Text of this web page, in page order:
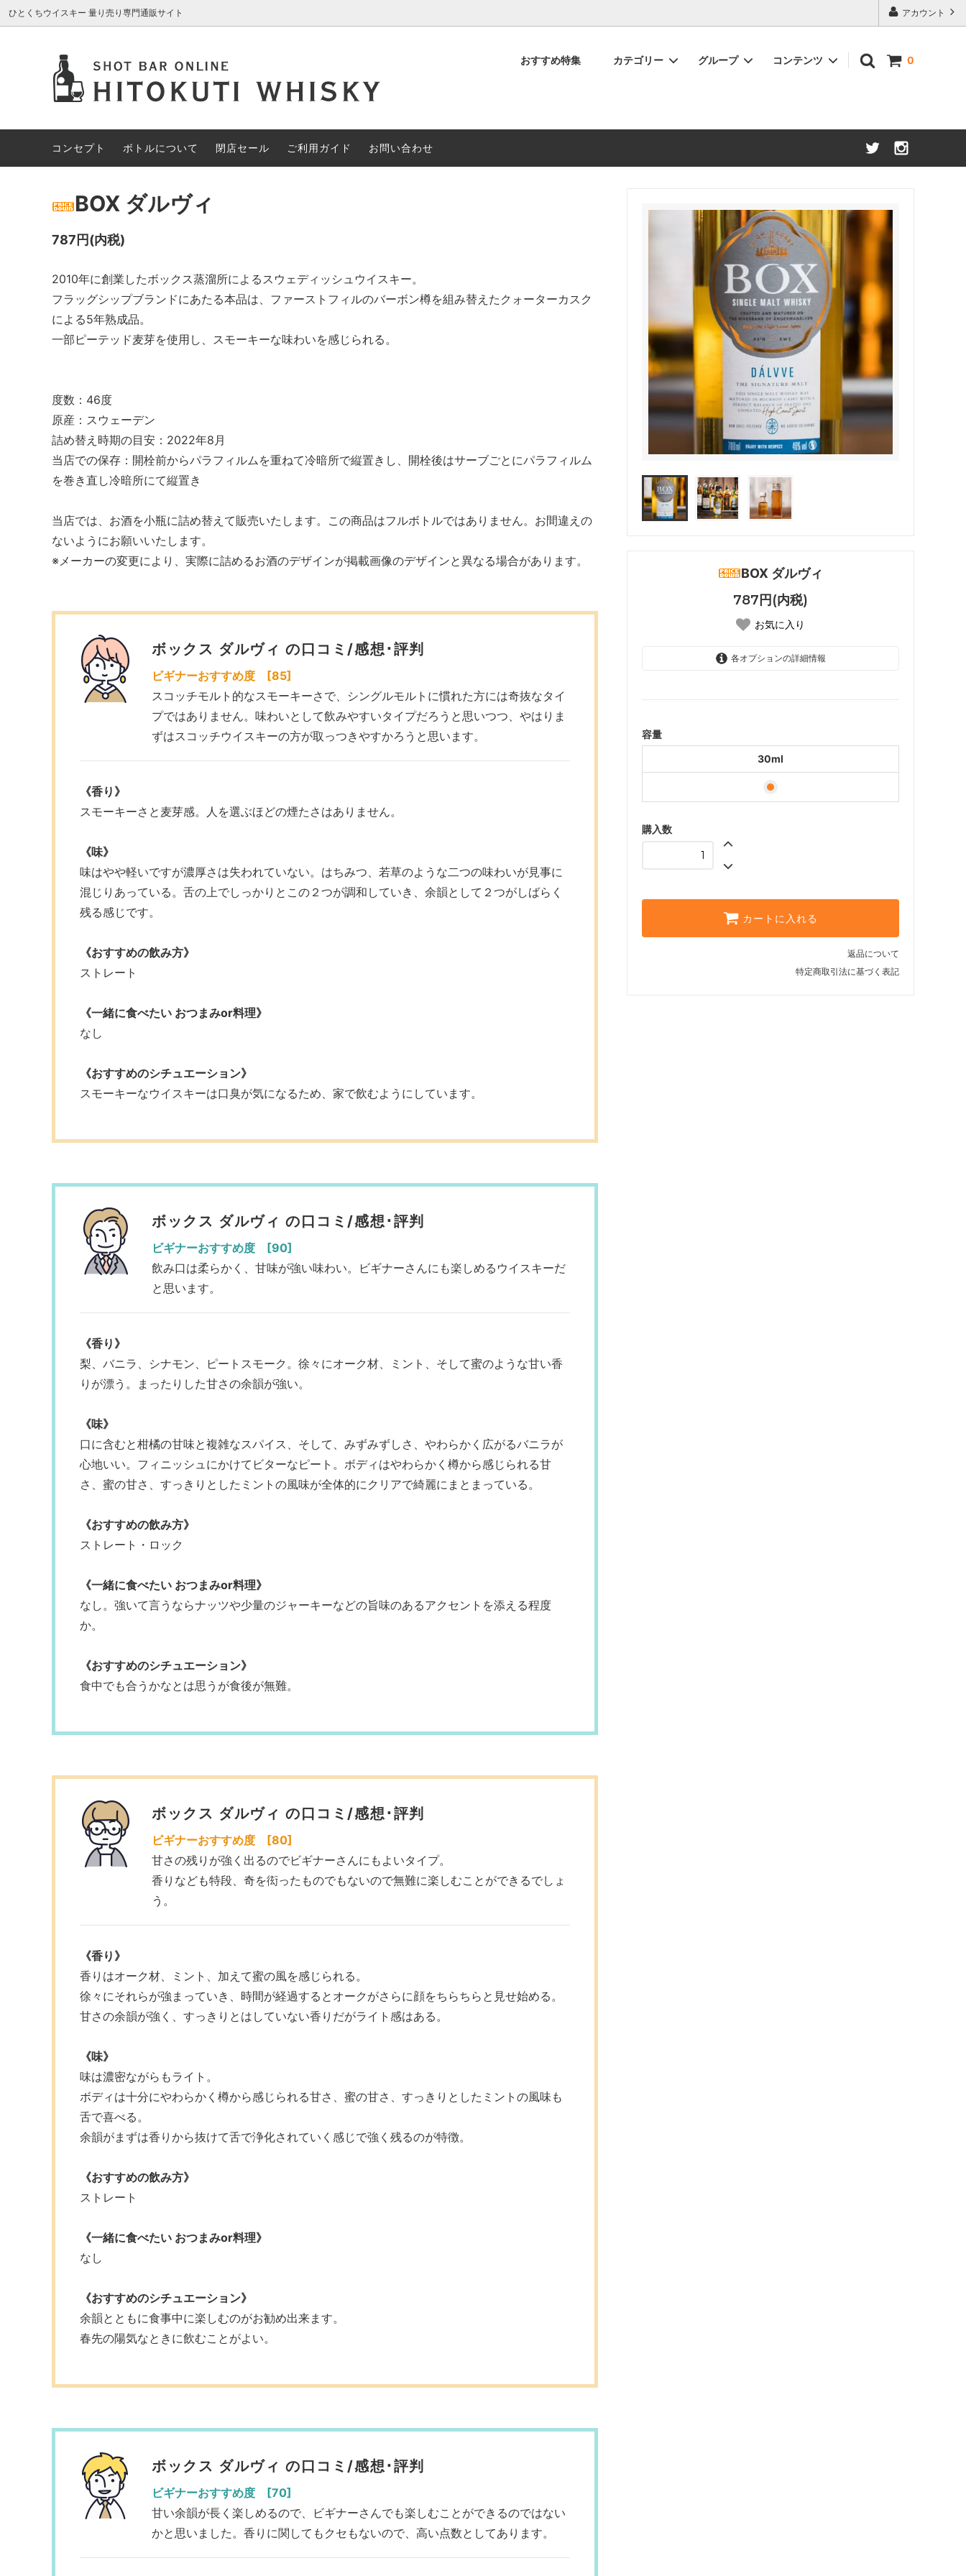
アカウント
ひとくちウイスキー 量り売り専門通販サイト
0
おすすめ特集 カテゴリー
その他の酒類 スペシャルセットメニュー #なぞときモルト 【期間限定】
グループ コンテンツ
コンセプト ボトルについて 閉店セール ご利用ガイド お問い合わせ
BOX ダルヴィ
787円(内税)
お気に入り
各オプションの詳細情報
容量
30ml
購入数
カートに入れる
返品について
特定商取引法に基づく表記
BOX ダルヴィ
787円(内税)
2010年に創業したボックス蒸溜所によるスウェディッシュウイスキー。
フラッグシップブランドにあたる本品は、ファーストフィルのバーボン樽を組み替えたクォーターカスク
による5年熟成品。
一部ピーテッド麦芽を使用し、スモーキーな味わいを感じられる。
度数：46度
原産：スウェーデン
詰め替え時期の目安：2022年8月
当店での保存：開栓前からパラフィルムを重ねて冷暗所で縦置きし、開栓後はサーブごとにパラフィルム
を巻き直し冷暗所にて縦置き
当店では、お酒を小瓶に詰め替えて販売いたします。この商品はフルボトルではありません。お間違えの
ないようにお願いいたします。
※メーカーの変更により、実際に詰めるお酒のデザインが掲載画像のデザインと異なる場合があります。
ボックス ダルヴィ の口コミ/感想･評判
ビギナーおすすめ度 [85]
スコッチモルト的なスモーキーさで、シングルモルトに慣れた方には奇抜なタイ
プではありません。味わいとして飲みやすいタイプだろうと思いつつ、やはりま
ずはスコッチウイスキーの方が取っつきやすかろうと思います。
《香り》
スモーキーさと麦芽感。人を選ぶほどの煙たさはありません。
《味》
味はやや軽いですが濃厚さは失われていない。はちみつ、若草のような二つの味わいが見事に
混じりあっている。舌の上でしっかりとこの２つが調和していき、余韻として２つがしばらく
残る感じです。
《おすすめの飲み方》
ストレート
《一緒に食べたい おつまみor料理》
なし
《おすすめのシチュエーション》
スモーキーなウイスキーは口臭が気になるため、家で飲むようにしています。
ボックス ダルヴィ の口コミ/感想･評判
ビギナーおすすめ度 [90]
飲み口は柔らかく、甘味が強い味わい。ビギナーさんにも楽しめるウイスキーだ
と思います。
《香り》
梨、バニラ、シナモン、ピートスモーク。徐々にオーク材、ミント、そして蜜のような甘い香
りが漂う。まったりした甘さの余韻が強い。
《味》
口に含むと柑橘の甘味と複雑なスパイス、そして、みずみずしさ、やわらかく広がるバニラが
心地いい。フィニッシュにかけてビターなピート。ボディはやわらかく樽から感じられる甘
さ、蜜の甘さ、すっきりとしたミントの風味が全体的にクリアで綺麗にまとまっている。
《おすすめの飲み方》
ストレート・ロック
《一緒に食べたい おつまみor料理》
なし。強いて言うならナッツや少量のジャーキーなどの旨味のあるアクセントを添える程度
か。
《おすすめのシチュエーション》
食中でも合うかなとは思うが食後が無難。
ボックス ダルヴィ の口コミ/感想･評判
ビギナーおすすめ度 [80]
甘さの残りが強く出るのでビギナーさんにもよいタイプ。
香りなども特段、奇を衒ったものでもないので無難に楽しむことができるでしょ
う。
《香り》
香りはオーク材、ミント、加えて蜜の風を感じられる。
徐々にそれらが強まっていき、時間が経過するとオークがさらに顔をちらちらと見せ始める。
甘さの余韻が強く、すっきりとはしていない香りだがライト感はある。
《味》
味は濃密ながらもライト。
ボディは十分にやわらかく樽から感じられる甘さ、蜜の甘さ、すっきりとしたミントの風味も
舌で喜べる。
余韻がまずは香りから抜けて舌で浄化されていく感じで強く残るのが特徴。
《おすすめの飲み方》
ストレート
《一緒に食べたい おつまみor料理》
なし
《おすすめのシチュエーション》
余韻とともに食事中に楽しむのがお勧め出来ます。
春先の陽気なときに飲むことがよい。
ボックス ダルヴィ の口コミ/感想･評判
ビギナーおすすめ度 [70]
甘い余韻が長く楽しめるので、ビギナーさんでも楽しむことができるのではない
かと思いました。香りに関してもクセもないので、高い点数としてあります。